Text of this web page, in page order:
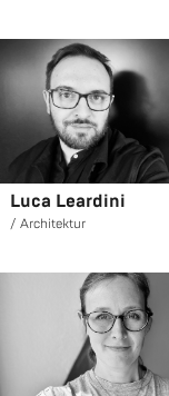
Luca Lear­di­ni
Ar­chi­tek­tur